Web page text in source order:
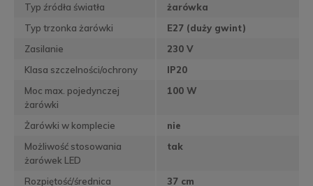
Typ źródła światła
żarówka
Typ trzonka żarówki
E27 (duży gwint)
Zasilanie
230 V
Klasa szczelności/ochrony
IP20
Moc max. pojedynczej
żarówki
100 W
Żarówki w komplecie
nie
Możliwość stosowania
żarówek LED
tak
Rozpiętość/średnica
37 cm